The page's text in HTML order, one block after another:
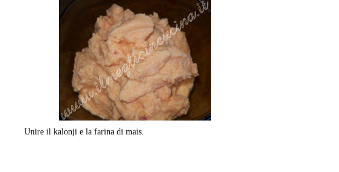
Unire il kalonji e la farina di mais.